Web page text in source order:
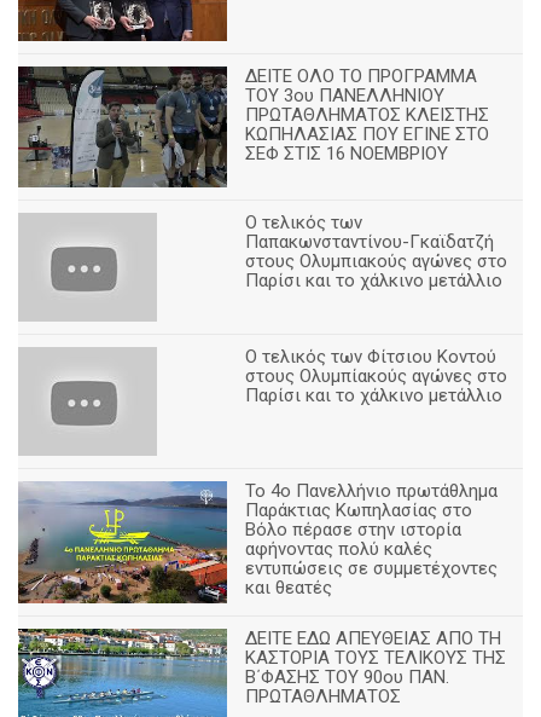
ΔΕΙΤΕ ΟΛΟ ΤΟ ΠΡΟΓΡΑΜΜΑ
ΤΟΥ 3ου ΠΑΝΕΛΛΗΝΙΟΥ
ΠΡΩΤΑΘΛΗΜΑΤΟΣ ΚΛΕΙΣΤΗΣ
ΚΩΠΗΛΑΣΙΑΣ ΠΟΥ ΕΓΙΝΕ ΣΤΟ
ΣΕΦ ΣΤΙΣ 16 ΝΟΕΜΒΡΙΟΥ
Ο τελικός των
Παπακωνσταντίνου-Γκαϊδατζή
στους Ολυμπιακούς αγώνες στο
Παρίσι και το χάλκινο μετάλλιο
Ο τελικός των Φίτσιου Κοντού
στους Ολυμπίακούς αγώνες στο
Παρίσι και το χάλκινο μετάλλιο
Το 4ο Πανελλήνιο πρωτάθλημα
Παράκτιας Κωπηλασίας στο
Βόλο πέρασε στην ιστορία
αφήνοντας πολύ καλές
εντυπώσεις σε συμμετέχοντες
και θεατές
ΔΕΙΤΕ ΕΔΩ ΑΠΕΥΘΕΙΑΣ ΑΠΟ ΤΗ
ΚΑΣΤΟΡΙΑ ΤΟΥΣ ΤΕΛΙΚΟΥΣ ΤΗΣ
Β΄ΦΑΣΗΣ ΤΟΥ 90ου ΠΑΝ.
ΠΡΩΤΑΘΛΗΜΑΤΟΣ